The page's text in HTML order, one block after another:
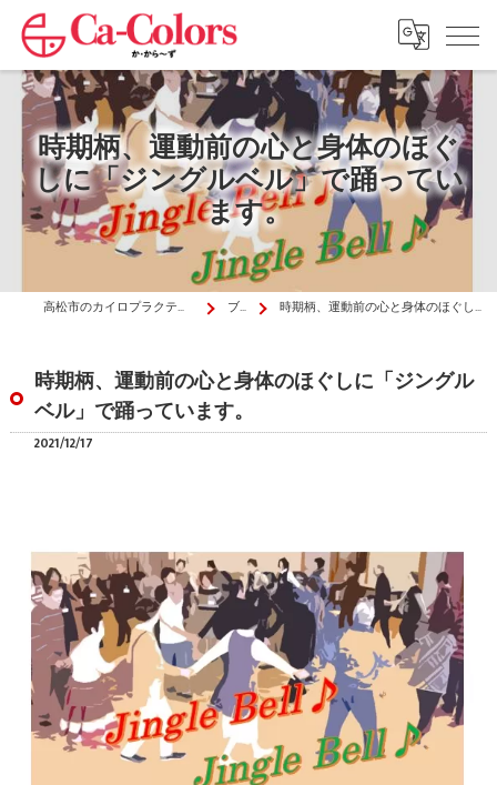
時期柄、運動前の心と身体のほぐ
しに「ジングルベル」で踊ってい
ます。
高松市のカイロプラクティックはか・から～ず施術院 ブログ 時期柄、運動前の心と身体のほぐしに「ジングルベル」で踊っています。
時期柄、運動前の心と身体のほぐしに「ジングル
ベル」で踊っています。
2021/12/17